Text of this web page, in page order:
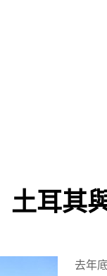
土耳其
去年